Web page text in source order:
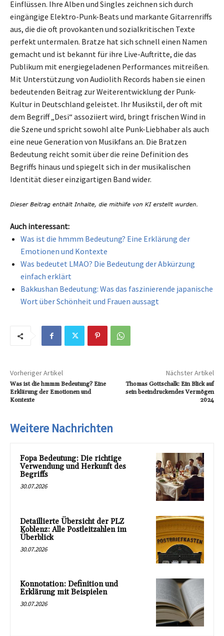
Einflüssen. Ihre Alben und Singles zeichnen sich durch
eingängige Elektro-Punk-Beats und markante Gitarrenriffs
aus, die die oft provokanten und sozialkritischen Texte
perfekt untermalen. Bratze hat sich schnell einen Namen
gemacht und ist bekannt für ihre Live-Auftritte, die das
Publikum mit energiegeladenen Performances mitreißen.
Mit Unterstützung von Audiolith Records haben sie einen
bedeutenden Beitrag zur Weiterentwicklung der Punk-
Kultur in Deutschland geleistet. Ihr Musikstil, der oft mit
dem Begriff „Desi“ assoziiert wird, bringt frischen Wind in
die Szene und spricht sowohl alte Punk-Liebhaber als auch
eine neue Generation von Musikfans an. Die Bratzen
Bedeutung reicht somit über die reine Definition des
Begriffs hinaus und spiegelt sich in der musikalischen
Identität dieser einzigartigen Band wider.
Auch interessant:
Was ist die hmmm Bedeutung? Eine Erklärung der
Emotionen und Kontexte
Was bedeutet LMAO? Die Bedeutung der Abkürzung
einfach erklärt
Bakkushan Bedeutung: Was das faszinierende japanische
Wort über Schönheit und Frauen aussagt
Vorheriger Artikel
Was ist die hmmm Bedeutung? Eine
Erklärung der Emotionen und
Kontexte
Nächster Artikel
Thomas Gottschalk: Ein Blick auf
sein beeindruckendes Vermögen
2024
Weitere Nachrichten
Fopa Bedeutung: Die richtige
Verwendung und Herkunft des
Begriffs
30.07.2026
Detaillierte Übersicht der PLZ
Koblenz: Alle Postleitzahlen im
Überblick
30.07.2026
Konnotation: Definition und
Erklärung mit Beispielen
30.07.2026